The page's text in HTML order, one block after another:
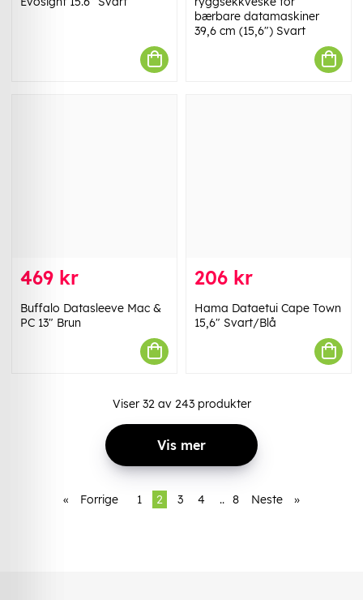
bærbare datamaskiner
39,6 cm (15,6") Svart
469 kr
Buffalo Datasleeve Mac &
PC 13" Brun
206 kr
Hama Dataetui Cape Town
15,6" Svart/Blå
Viser 32av 243produkter
Vis mer
« Forrige 1 2 3 4 .. 8 Neste »